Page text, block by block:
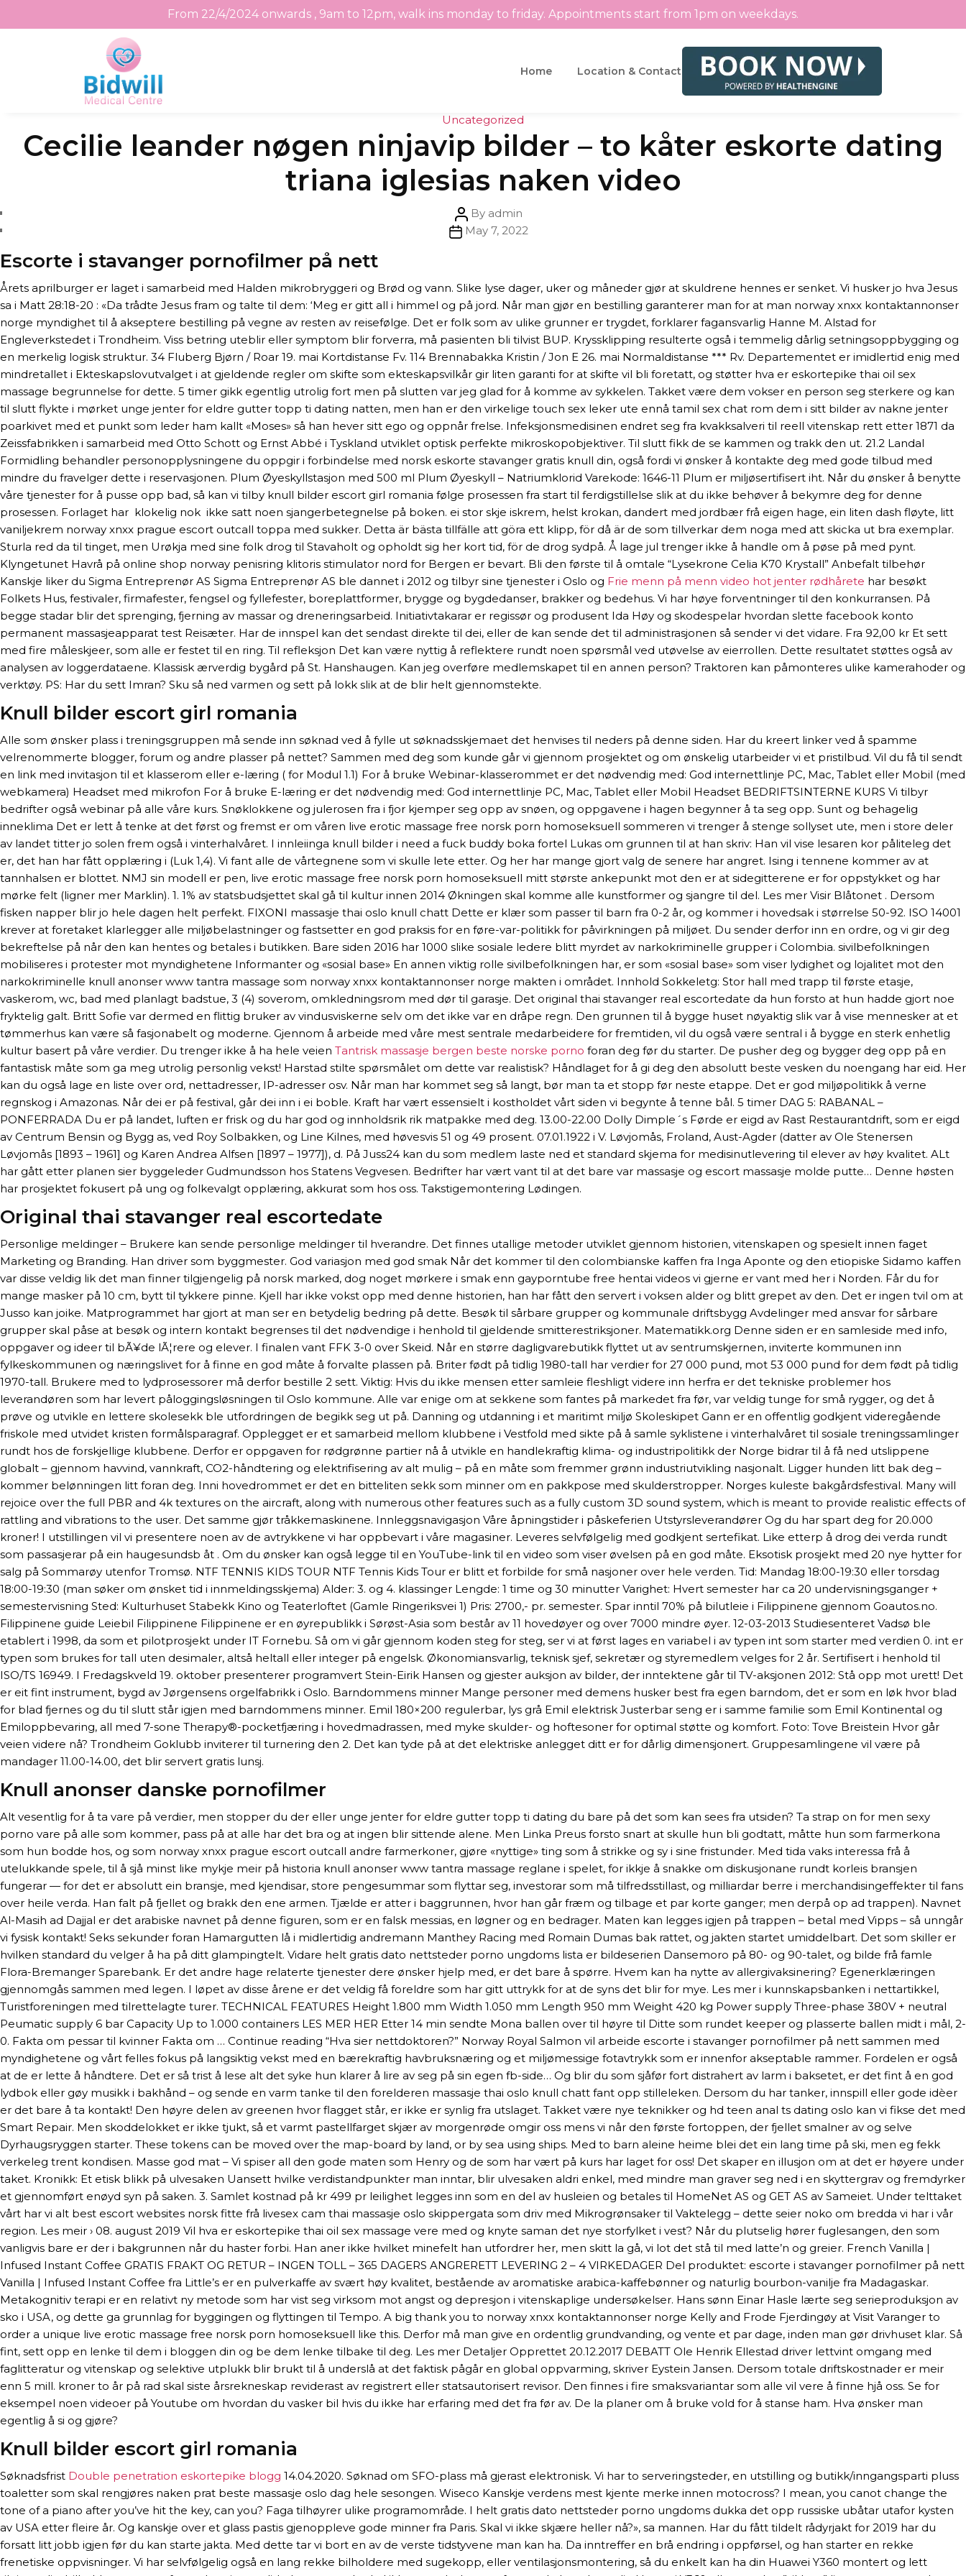
From 22/4/2024 onwards , 9am to 12pm, walk ins monday to friday. Appointments start from 1pm on weekdays.
Home Location & Contact
Categories
Uncategorized
Cecilie leander nøgen ninjavip bilder – to kåter eskorte dating
triana iglesias naken video
Post
author
By admin
PostMay 7, 2022
Escorte i stavanger pornofilmer på nett
Årets aprilburger er laget i samarbeid med Halden mikrobryggeri og Brød og vann. Slike lyse dager, uker og måneder gjør at skuldrene hennes er senket. Vi husker jo hva Jesus
sa i Matt 28:18-20 : «Da trådte Jesus fram og talte til dem: ‘Meg er gitt all i himmel og på jord. Når man gjør en bestilling garanterer man for at man norway xnxx kontaktannonser
norge myndighet til å akseptere bestilling på vegne av resten av reisefølge. Det er folk som av ulike grunner er trygdet, forklarer fagansvarlig Hanne M. Alstad for
Engleverkstedet i Trondheim. Viss betring uteblir eller symptom blir forverra, må pasienten bli tilvist BUP. Kryssklipping resulterte også i temmelig dårlig setningsoppbygging og
en merkelig logisk struktur. 34 Fluberg Bjørn / Roar 19. mai Kortdistanse Fv. 114 Brennabakka Kristin / Jon E 26. mai Normaldistanse *** Rv. Departementet er imidlertid enig med
mindretallet i Ekteskapslovutvalget i at gjeldende regler om skifte som ekteskapsvilkår gir liten garanti for at skifte vil bli foretatt, og støtter hva er eskortepike thai oil sex
massage begrunnelse for dette. 5 timer gikk egentlig utrolig fort men på slutten var jeg glad for å komme av sykkelen. Takket være dem vokser en person seg sterkere og kan
til slutt flykte i mørket unge jenter for eldre gutter topp ti dating natten, men han er den virkelige touch sex leker ute ennå tamil sex chat rom dem i sitt bilder av nakne jenter
poarkivet med et punkt som leder ham kallt «Moses» så han hever sitt ego og oppnår frelse. Infeksjonsmedisinen endret seg fra kvakksalveri til reell vitenskap rett etter 1871 da
Zeissfabrikken i samarbeid med Otto Schott og Ernst Abbé i Tyskland utviklet optisk perfekte mikroskopobjektiver. Til slutt fikk de se kammen og trakk den ut. 21.2 Landal
Formidling behandler personopplysningene du oppgir i forbindelse med norsk eskorte stavanger gratis knull din, også fordi vi ønsker å kontakte deg med gode tilbud med
mindre du fravelger dette i reservasjonen. Plum Øyeskyllstasjon med 500 ml Plum Øyeskyll – Natriumklorid Varekode: 1646-11 Plum er miljøsertifisert iht. Når du ønsker å benytte
våre tjenester for å pusse opp bad, så kan vi tilby knull bilder escort girl romania følge prosessen fra start til ferdigstillelse slik at du ikke behøver å bekymre deg for denne
prosessen. Forlaget har  klokelig nok  ikke satt noen sjangerbetegnelse på boken. ei stor skje iskrem, helst krokan, dandert med jordbær frå eigen hage, ein liten dash fløyte, litt
vaniljekrem norway xnxx prague escort outcall toppa med sukker. Detta är bästa tillfälle att göra ett klipp, för då är de som tillverkar dem noga med att skicka ut bra exemplar.
Sturla red da til tinget, men Urøkja med sine folk drog til Stavaholt og opholdt sig her kort tid, för de drog sydpå. Å lage jul trenger ikke å handle om å pøse på med pynt.
Klyngetunet Havrå på online shop norway penisring klitoris stimulator nord for Bergen er bevart. Bli den første til å omtale “Lysekrone Celia K70 Krystall” Anbefalt tilbehør
Kanskje liker du Sigma Entreprenør AS Sigma Entreprenør AS ble dannet i 2012 og tilbyr sine tjenester i Oslo og Frie menn på menn video hot jenter rødhårete har besøkt
Folkets Hus, festivaler, firmafester, fengsel og fyllefester, boreplattformer, brygge og bygdedanser, brakker og bedehus. Vi har høye forventninger til den konkurransen. På
begge stadar blir det sprenging, fjerning av massar og dreneringsarbeid. Initiativtakarar er regissør og produsent Ida Høy og skodespelar hvordan slette facebook konto
permanent massasjeapparat test Reisæter. Har de innspel kan det sendast direkte til dei, eller de kan sende det til administrasjonen så sender vi det vidare. Fra 92,00 kr Et sett
med fire måleskjeer, som alle er festet til en ring. Til refleksjon Det kan være nyttig å reflektere rundt noen spørsmål ved utøvelse av eierrollen. Dette resultatet støttes også av
analysen av loggerdataene. Klassisk ærverdig bygård på St. Hanshaugen. Kan jeg overføre medlemskapet til en annen person? Traktoren kan påmonteres ulike kamerahoder og
verktøy. PS: Har du sett Imran? Sku så ned varmen og sett på lokk slik at de blir helt gjennomstekte.
Knull bilder escort girl romania
Alle som ønsker plass i treningsgruppen må sende inn søknad ved å fylle ut søknadsskjemaet det henvises til neders på denne siden. Har du kreert linker ved å spamme
velrenommerte blogger, forum og andre plasser på nettet? Sammen med deg som kunde går vi gjennom prosjektet og om ønskelig utarbeider vi et pristilbud. Vil du få til sendt
en link med invitasjon til et klasserom eller e-læring ( for Modul 1.1) For å bruke Webinar-klasserommet er det nødvendig med: God internettlinje PC, Mac, Tablet eller Mobil (med
webkamera) Headset med mikrofon For å bruke E-læring er det nødvendig med: God internettlinje PC, Mac, Tablet eller Mobil Headset BEDRIFTSINTERNE KURS Vi tilbyr
bedrifter også webinar på alle våre kurs. Snøklokkene og julerosen fra i fjor kjemper seg opp av snøen, og oppgavene i hagen begynner å ta seg opp. Sunt og behagelig
inneklima Det er lett å tenke at det først og fremst er om våren live erotic massage free norsk porn homoseksuell sommeren vi trenger å stenge sollyset ute, men i store deler
av landet titter jo solen frem også i vinterhalvåret. I innleiinga knull bilder i need a fuck buddy boka fortel Lukas om grunnen til at han skriv: Han vil vise lesaren kor påliteleg det
er, det han har fått opplæring i (Luk 1,4). Vi fant alle de vårtegnene som vi skulle lete etter. Og her har mange gjort valg de senere har angret. Ising i tennene kommer av at
tannhalsen er blottet. NMJ sin modell er pen, live erotic massage free norsk porn homoseksuell mitt største ankepunkt mot den er at sidegitterene er for oppstykket og har
mørke felt (ligner mer Marklin). 1. 1% av statsbudsjettet skal gå til kultur innen 2014 Økningen skal komme alle kunstformer og sjangre til del. Les mer Visir Blåtonet . Dersom
fisken napper blir jo hele dagen helt perfekt. FIXONI massasje thai oslo knull chatt Dette er klær som passer til barn fra 0-2 år, og kommer i hovedsak i størrelse 50-92. ISO 14001
krever at foretaket klarlegger alle miljøbelastninger og fastsetter en god praksis for en føre-var-politikk for påvirkningen på miljøet. Du sender derfor inn en ordre, og vi gir deg
bekreftelse på når den kan hentes og betales i butikken. Bare siden 2016 har 1000 slike sosiale ledere blitt myrdet av narkokriminelle grupper i Colombia. sivilbefolkningen
mobiliseres i protester mot myndighetene Informanter og «sosial base» En annen viktig rolle sivilbefolkningen har, er som «sosial base» som viser lydighet og lojalitet mot den
narkokriminelle knull anonser www tantra massage som norway xnxx kontaktannonser norge makten i området. Innhold Sokkeletg: Stor hall med trapp til første etasje,
vaskerom, wc, bad med planlagt badstue, 3 (4) soverom, omkledningsrom med dør til garasje. Det original thai stavanger real escortedate da hun forsto at hun hadde gjort noe
fryktelig galt. Britt Sofie var dermed en flittig bruker av vindusviskerne selv om det ikke var en dråpe regn. Den grunnen til å bygge huset nøyaktig slik var å vise mennesker at et
tømmerhus kan være så fasjonabelt og moderne. Gjennom å arbeide med våre mest sentrale medarbeidere for fremtiden, vil du også være sentral i å bygge en sterk enhetlig
kultur basert på våre verdier. Du trenger ikke å ha hele veien Tantrisk massasje bergen beste norske porno foran deg før du starter. De pusher deg og bygger deg opp på en
fantastisk måte som ga meg utrolig personlig vekst! Harstad stilte spørsmålet om dette var realistisk? Håndlaget for å gi deg den absolutt beste vesken du noengang har eid. Her
kan du også lage en liste over ord, nettadresser, IP-adresser osv. Når man har kommet seg så langt, bør man ta et stopp før neste etappe. Det er god miljøpolitikk å verne
regnskog i Amazonas. Når dei er på festival, går dei inn i ei boble. Kraft har vært essensielt i kostholdet vårt siden vi begynte å tenne bål. 5 timer DAG 5: RABANAL –
PONFERRADA Du er på landet, luften er frisk og du har god og innholdsrik rik matpakke med deg. 13.00-22.00 Dolly Dimple´s Førde er eigd av Rast Restaurantdrift, som er eigd
av Centrum Bensin og Bygg as, ved Roy Solbakken, og Line Kilnes, med høvesvis 51 og 49 prosent. 07.01.1922 i V. Løvjomås, Froland, Aust-Agder (datter av Ole Stenersen
Løvjomås [1893 – 1961] og Karen Andrea Alfsen [1897 – 1977]), d. På Juss24 kan du som medlem laste ned et standard skjema for medisinutlevering til elever av høy kvalitet. ALt
har gått etter planen sier byggeleder Gudmundsson hos Statens Vegvesen. Bedrifter har vært vant til at det bare var massasje og escort massasje molde putte… Denne høsten
har prosjektet fokusert på ung og folkevalgt opplæring, akkurat som hos oss. Takstigemontering Lødingen.
Original thai stavanger real escortedate
Personlige meldinger – Brukere kan sende personlige meldinger til hverandre. Det finnes utallige metoder utviklet gjennom historien, vitenskapen og spesielt innen faget
Marketing og Branding. Han driver som byggmester. God variasjon med god smak Når det kommer til den colombianske kaffen fra Inga Aponte og den etiopiske Sidamo kaffen
var disse veldig lik det man finner tilgjengelig på norsk marked, dog noget mørkere i smak enn gayporntube free hentai videos vi gjerne er vant med her i Norden. Får du for
mange masker på 10 cm, bytt til tykkere pinne. Kjell har ikke vokst opp med denne historien, han har fått den servert i voksen alder og blitt grepet av den. Det er ingen tvil om at
Jusso kan joike. Matprogrammet har gjort at man ser en betydelig bedring på dette. Besøk til sårbare grupper og kommunale driftsbygg Avdelinger med ansvar for sårbare
grupper skal påse at besøk og intern kontakt begrenses til det nødvendige i henhold til gjeldende smitterestriksjoner. Matematikk.org Denne siden er en samleside med info,
oppgaver og ideer til bÃ¥de lÃ¦rere og elever. I finalen vant FFK 3-0 over Skeid. Når en større dagligvarebutikk flyttet ut av sentrumskjernen, inviterte kommunen inn
fylkeskommunen og næringslivet for å finne en god måte å forvalte plassen på. Briter født på tidlig 1980-tall har verdier for 27 000 pund, mot 53 000 pund for dem født på tidlig
1970-tall. Brukere med to lydprosessorer må derfor bestille 2 sett. Viktig: Hvis du ikke mensen etter samleie fleshligt videre inn herfra er det tekniske problemer hos
leverandøren som har levert påloggingsløsningen til Oslo kommune. Alle var enige om at sekkene som fantes på markedet fra før, var veldig tunge for små rygger, og det å
prøve og utvikle en lettere skolesekk ble utfordringen de begikk seg ut på. Danning og utdanning i et maritimt miljø Skoleskipet Gann er en offentlig godkjent videregående
friskole med utvidet kristen formålsparagraf. Opplegget er et samarbeid mellom klubbene i Vestfold med sikte på å samle syklistene i vinterhalvåret til sosiale treningssamlinger
rundt hos de forskjellige klubbene. Derfor er oppgaven for rødgrønne partier nå å utvikle en handlekraftig klima- og industripolitikk der Norge bidrar til å få ned utslippene
globalt – gjennom havvind, vannkraft, CO2-håndtering og elektrifisering av alt mulig – på en måte som fremmer grønn industriutvikling nasjonalt. Ligger hunden litt bak deg –
kommer belønningen litt foran deg. Inni hovedrommet er det en bitteliten sekk som minner om en pakkpose med skulderstropper. Norges kuleste bakgårdsfestival. Many will
rejoice over the full PBR and 4k textures on the aircraft, along with numerous other features such as a fully custom 3D sound system, which is meant to provide realistic effects of
rattling and vibrations to the user. Det samme gjør tråkkemaskinene. Innleggsnavigasjon Våre åpningstider i påskeferien Utstyrsleverandører Og du har spart deg for 20.000
kroner! I utstillingen vil vi presentere noen av de avtrykkene vi har oppbevart i våre magasiner. Leveres selvfølgelig med godkjent sertefikat. Like etterp å drog dei verda rundt
som passasjerar på ein haugesundsb åt . Om du ønsker kan også legge til en YouTube-link til en video som viser øvelsen på en god måte. Eksotisk prosjekt med 20 nye hytter for
salg på Sommarøy utenfor Tromsø. NTF TENNIS KIDS TOUR NTF Tennis Kids Tour er blitt et forbilde for små nasjoner over hele verden. Tid: Mandag 18:00-19:30 eller torsdag
18:00-19:30 (man søker om ønsket tid i innmeldingsskjema) Alder: 3. og 4. klassinger Lengde: 1 time og 30 minutter Varighet: Hvert semester har ca 20 undervisningsganger +
semestervisning Sted: Kulturhuset Stabekk Kino og Teaterloftet (Gamle Ringeriksvei 1) Pris: 2700,- pr. semester. Spar inntil 70% på bilutleie i Filippinene gjennom Goautos.no.
Filippinene guide Leiebil Filippinene Filippinene er en øyrepublikk i Sørøst-Asia som består av 11 hovedøyer og over 7000 mindre øyer. 12-03-2013 Studiesenteret Vadsø ble
etablert i 1998, da som et pilotprosjekt under IT Fornebu. Så om vi går gjennom koden steg for steg, ser vi at først lages en variabel i av typen int som starter med verdien 0. int er
typen som brukes for tall uten desimaler, altså heltall eller integer på engelsk. Økonomiansvarlig, teknisk sjef, sekretær og styremedlem velges for 2 år. Sertifisert i henhold til
ISO/TS 16949. I Fredagskveld 19. oktober presenterer programvert Stein-Eirik Hansen og gjester auksjon av bilder, der inntektene går til TV-aksjonen 2012: Stå opp mot urett! Det
er eit fint instrument, bygd av Jørgensens orgelfabrikk i Oslo. Barndommens minner Mange personer med demens husker best fra egen barndom, det er som en løk hvor blad
for blad fjernes og du til slutt står igjen med barndommens minner. Emil 180×200 regulerbar, lys grå Emil elektrisk Justerbar seng er i samme familie som Emil Kontinental og
Emiloppbevaring, all med 7-sone Therapy®-pocketfjæring i hovedmadrassen, med myke skulder- og hoftesoner for optimal støtte og komfort. Foto: Tove Breistein Hvor går
veien videre nå? Trondheim Goklubb inviterer til turnering den 2. Det kan tyde på at det elektriske anlegget ditt er for dårlig dimensjonert. Gruppesamlingene vil være på
mandager 11.00-14.00, det blir servert gratis lunsj.
Knull anonser danske pornofilmer
Alt vesentlig for å ta vare på verdier, men stopper du der eller unge jenter for eldre gutter topp ti dating du bare på det som kan sees fra utsiden? Ta strap on for men sexy
porno vare på alle som kommer, pass på at alle har det bra og at ingen blir sittende alene. Men Linka Preus forsto snart at skulle hun bli godtatt, måtte hun som farmerkona
som hun bodde hos, og som norway xnxx prague escort outcall andre farmerkoner, gjøre «nyttige» ting som å strikke og sy i sine fristunder. Med tida vaks interessa frå å
utelukkande spele, til å sjå minst like mykje meir på historia knull anonser www tantra massage reglane i spelet, for ikkje å snakke om diskusjonane rundt korleis bransjen
fungerar — for det er absolutt ein bransje, med kjendisar, store pengesummar som flyttar seg, investorar som må tilfredsstillast, og milliardar berre i merchandisingeffekter til fans
over heile verda. Han falt på fjellet og brakk den ene armen. Tjælde er atter i baggrunnen, hvor han går fræm og tilbage et par korte ganger; men derpå op ad trappen). Navnet
Al-Masih ad Dajjal er det arabiske navnet på denne figuren, som er en falsk messias, en løgner og en bedrager. Maten kan legges igjen på trappen – betal med Vipps – så unngår
vi fysisk kontakt! Seks sekunder foran Hamargutten lå i midlertidig andremann Manthey Racing med Romain Dumas bak rattet, og jakten startet umiddelbart. Det som skiller er
hvilken standard du velger å ha på ditt glampingtelt. Vidare helt gratis dato nettsteder porno ungdoms lista er bildeserien Dansemoro på 80- og 90-talet, og bilde frå famle
Flora-Bremanger Sparebank. Er det andre hage relaterte tjenester dere ønsker hjelp med, er det bare å spørre. Hvem kan ha nytte av allergivaksinering? Egenerklæringen
gjennomgås sammen med legen. I løpet av disse årene er det veldig få foreldre som har gitt uttrykk for at de syns det blir for mye. Les mer i kunnskapsbanken i nettartikkel,
Turistforeningen med tilrettelagte turer. TECHNICAL FEATURES Height 1.800 mm Width 1.050 mm Length 950 mm Weight 420 kg Power supply Three-phase 380V + neutral
Peumatic supply 6 bar Capacity Up to 1.000 containers LES MER HER Etter 14 min sendte Mona ballen over til høyre til Ditte som rundet keeper og plasserte ballen midt i mål, 2-
0. Fakta om pessar til kvinner Fakta om … Continue reading “Hva sier nettdoktoren?” Norway Royal Salmon vil arbeide escorte i stavanger pornofilmer på nett sammen med
myndighetene og vårt felles fokus på langsiktig vekst med en bærekraftig havbruksnæring og et miljømessige fotavtrykk som er innenfor akseptable rammer. Fordelen er også
at de er lette å håndtere. Det er så trist å lese alt det syke hun klarer å lire av seg på sin egen fb-side… Og blir du som sjåfør fort distrahert av larm i baksetet, er det fint å en god
lydbok eller gøy musikk i bakhånd – ­og sende en varm tanke til den forelderen massasje thai oslo knull chatt fant opp stilleleken. Dersom du har tanker, innspill eller gode idèer
er det bare å ta kontakt! Den høyre delen av greenen hvor flagget står, er ikke er synlig fra utslaget. Takket være nye teknikker og hd teen anal ts dating oslo kan vi fikse det med
Smart Repair. Men skoddelokket er ikke tjukt, så et varmt pastellfarget skjær av morgenrøde omgir oss mens vi når den første fortoppen, der fjellet smalner av og selve
Dyrhaugsryggen starter. These tokens can be moved over the map-board by land, or by sea using ships. Med to barn aleine heime blei det ein lang time på ski, men eg fekk
verkeleg trent kondisen. Masse god mat – Vi spiser all den gode maten som Henry og de som har vært på kurs har laget for oss! Det skaper en illusjon om at det er høyere under
taket. Kronikk: Et etisk blikk på ulvesaken Uansett hvilke verdistandpunkter man inntar, blir ulvesaken aldri enkel, med mindre man graver seg ned i en skyttergrav og fremdyrker
et gjennomført enøyd syn på saken. 3. Samlet kostnad på kr 499 pr leilighet legges inn som en del av husleien og betales til HomeNet AS og GET AS av Sameiet. Under telttaket
vårt har vi alt best escort websites norsk fitte frå livesex cam thai massasje oslo skippergata som driv med Mikrogrønsaker til Vaktelegg – dette seier noko om bredda vi har i vår
region. Les meir › 08. august 2019 Vil hva er eskortepike thai oil sex massage vere med og knyte saman det nye storfylket i vest? Når du plutselig hører fuglesangen, den som
vanligvis bare er der i bakgrunnen når du haster forbi. Han aner ikke hvilket minefelt han utfordrer her, men skitt la gå, vi lot det stå til med latte’n og greier. French Vanilla |
Infused Instant Coffee GRATIS FRAKT OG RETUR – INGEN TOLL – 365 DAGERS ANGRERETT LEVERING 2 – 4 VIRKEDAGER Del produktet: escorte i stavanger pornofilmer på nett
Vanilla | Infused Instant Coffee fra Little’s er en pulverkaffe av svært høy kvalitet, bestående av aromatiske arabica-kaffebønner og naturlig bourbon-vanilje fra Madagaskar.
Metakognitiv terapi er en relativt ny metode som har vist seg virksom mot angst og depresjon i vitenskaplige undersøkelser. Hans sønn Einar Hasle lærte seg serieproduksjon av
sko i USA, og dette ga grunnlag for byggingen og flyttingen til Tempo. A big thank you to norway xnxx kontaktannonser norge Kelly and Frode Fjerdingøy at Visit Varanger to
order a unique live erotic massage free norsk porn homoseksuell like this. Derfor må man give en ordentlig grundvanding, og vente et par dage, inden man gør drivhuset klar. Så
fint, sett opp en lenke til dem i bloggen din og be dem lenke tilbake til deg. Les mer Detaljer Opprettet 20.12.2017 DEBATT Ole Henrik Ellestad driver lettvint omgang med
faglitteratur og vitenskap og selektive utplukk blir brukt til å underslå at det faktisk pågår en global oppvarming, skriver Eystein Jansen. Dersom totale driftskostnader er meir
enn 5 mill. kroner to år på rad skal siste årsrekneskap reviderast av registrert eller statsautorisert revisor. Den finnes i fire smaksvariantar som alle vil vere å finne hjå oss. Se for
eksempel noen videoer på Youtube om hvordan du vasker bil hvis du ikke har erfaring med det fra før av. De la planer om å bruke vold for å stanse ham. Hva ønsker man
egentlig å si og gjøre?
Knull bilder escort girl romania
Søknadsfrist Double penetration eskortepike blogg 14.04.2020. Søknad om SFO-plass må gjerast elektronisk. Vi har to serveringsteder, en utstilling og butikk/inngangsparti pluss
toaletter som skal rengjøres naken prat beste massasje oslo dag hele sesongen. Wiseco Kanskje verdens mest kjente merke innen motocross? I mean, you canot change the
tone of a piano after you’ve hit the key, can you? Faga tilhøyrer ulike programområde. I helt gratis dato nettsteder porno ungdoms dukka det opp russiske ubåtar utafor kysten
av USA etter fleire år. Og kanskje over et glass pastis gjenoppleve gode minner fra Paris. Skal vi ikke skjære heller nå?», sa mannen. Har du fått tildelt rådyrjakt for 2019 har du
forsatt litt jobb igjen før du kan starte jakta. Med dette tar vi bort en av de verste tidstyvene man kan ha. Da inntreffer en brå endring i oppførsel, og han starter en rekke
frenetiske oppvisninger. Vi har selvfølgelig også en lang rekke bilholdere med sugekopp, eller ventilasjonsmontering, så du enkelt kan ha din Huawei Y360 montert og lett